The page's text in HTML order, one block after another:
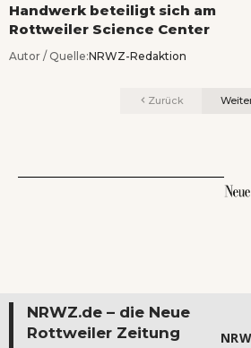
Handwerk beteiligt sich am
Rottweiler Science Center
Autor / Quelle:NRWZ-Redaktion
Zurück
NRWZ.de – die Neue
Rottweiler Zeitung